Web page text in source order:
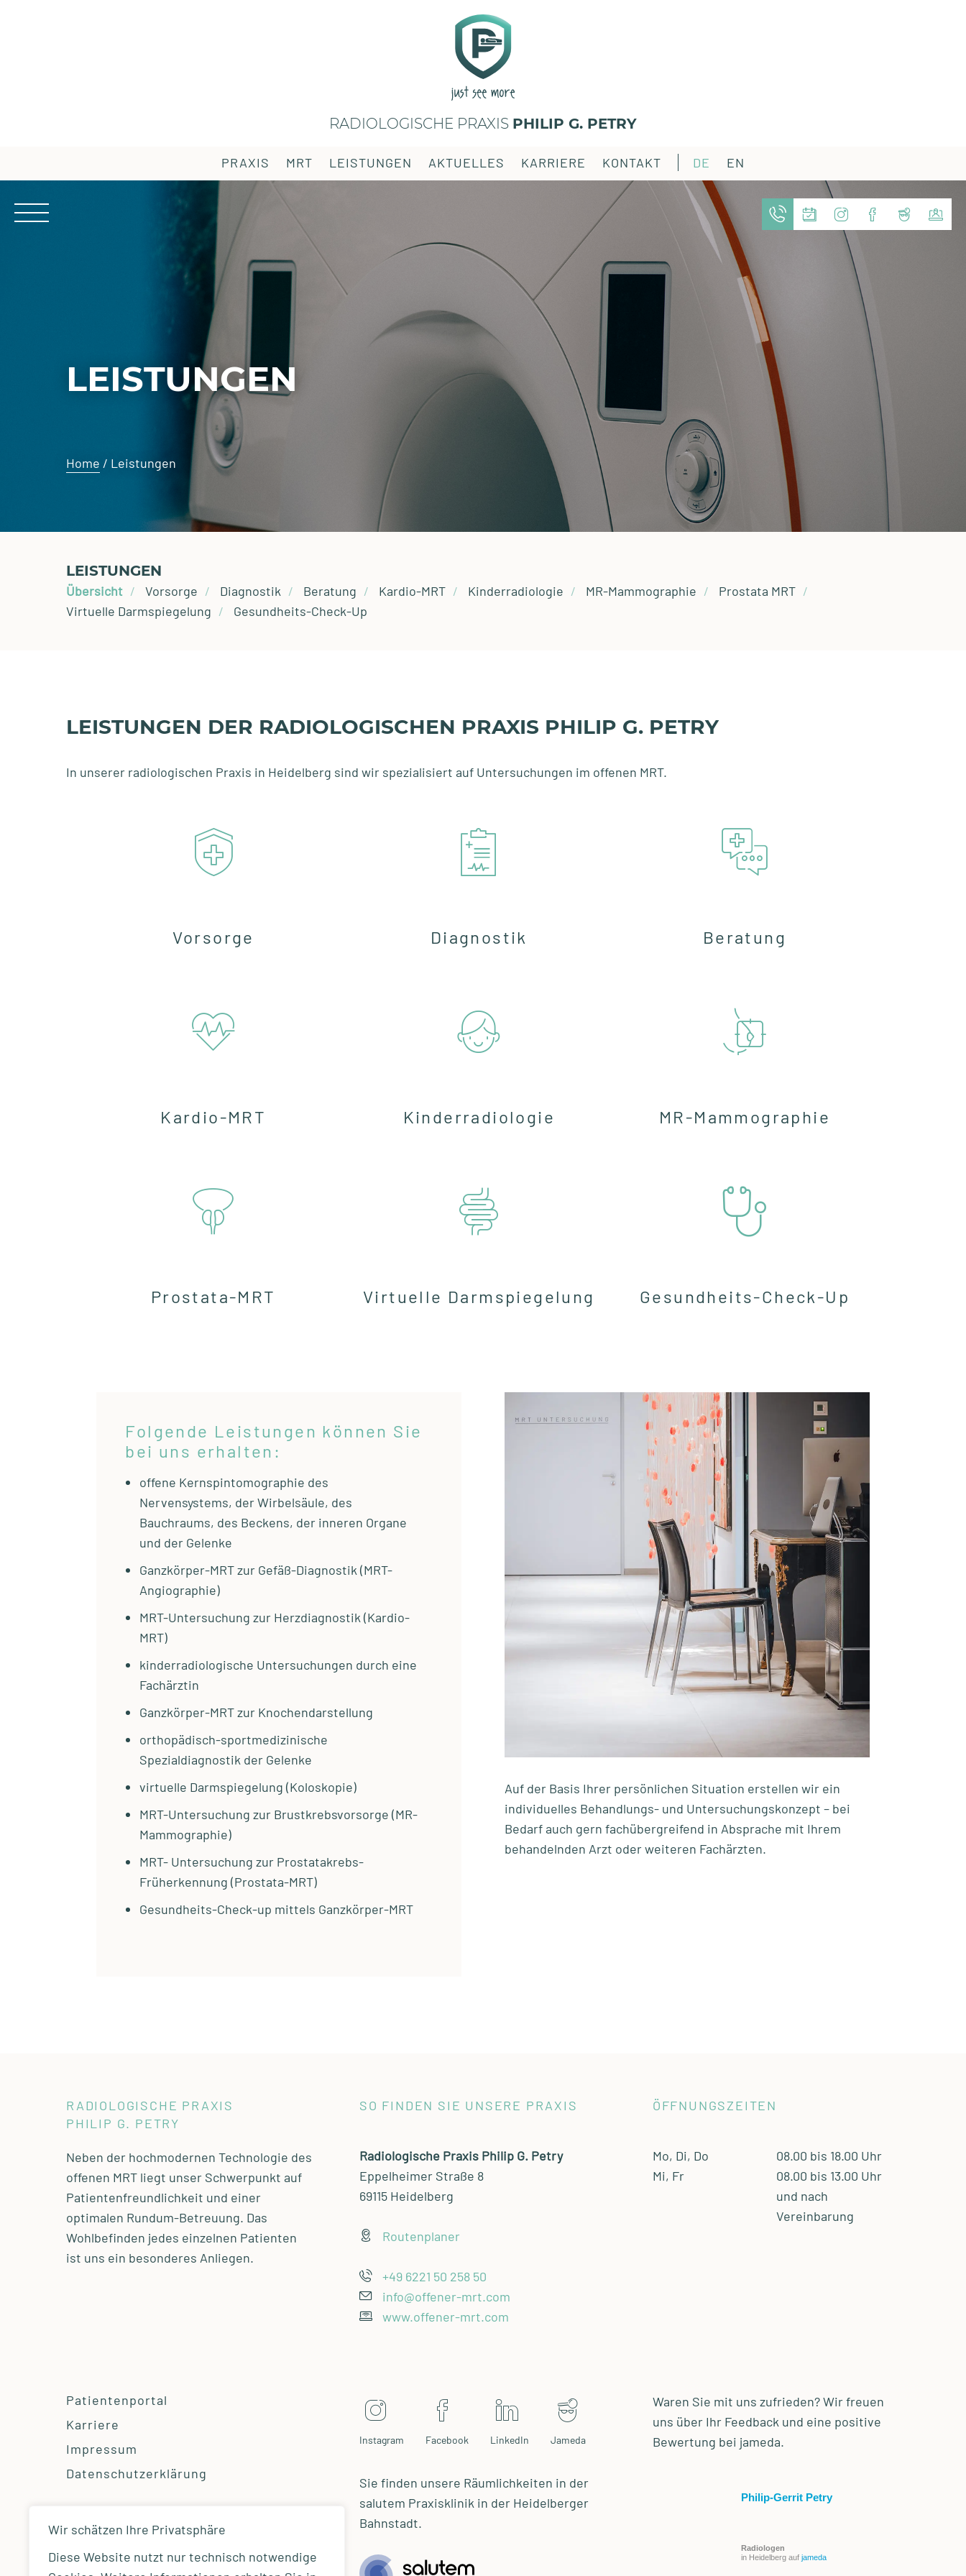
Wir schätzen Ihre Privatsphäre
Diese Website nutzt nur technisch notwendige
RADIOLOGISCHE PRAXIS PHILIP G. PETRY
PRAXIS MRT LEISTUNGEN AKTUELLES KARRIERE KONTAKT DE EN
LEISTUNGEN
Home / Leistungen
LEISTUNGEN
Übersicht Vorsorge Diagnostik Beratung Kardio-MRT Kinderradiologie MR-Mammographie
Prostata MRT
Virtuelle Darmspiegelung
Gesundheits-Check-Up
LEISTUNGEN DER RADIOLOGISCHEN PRAXIS PHILIP G. PETRY
In unserer radiologischen Praxis in Heidelberg sind wir spezialisiert auf Untersuchungen im offenen MRT.
Vorsorge Diagnostik Beratung
Kardio-MRT Kinderradiologie MR-Mammographie
Prostata-MRT Virtuelle Darmspiegelung Gesundheits-Check-Up
Folgende Leistungen können Sie
bei uns erhalten:
offene Kernspintomographie des
Nervensystems, der Wirbelsäule, des
Bauchraums, des Beckens, der inneren Organe
und der Gelenke
Ganzkörper-MRT zur Gefäß-Diagnostik (MRT-
Angiographie)
MRT-Untersuchung zur Herzdiagnostik (Kardio-
MRT)
kinderradiologische Untersuchungen durch eine
Fachärztin
Ganzkörper-MRT zur Knochendarstellung
orthopädisch-sportmedizinische
Spezialdiagnostik der Gelenke
virtuelle Darmspiegelung (Koloskopie)
MRT-Untersuchung zur Brustkrebsvorsorge (MR-
Mammographie)
MRT- Untersuchung zur Prostatakrebs-
Früherkennung (Prostata-MRT)
Gesundheits-Check-up mittels Ganzkörper-MRT
Auf der Basis Ihrer persönlichen Situation erstellen wir ein
individuelles Behandlungs- und Untersuchungskonzept – bei
Bedarf auch gern fachübergreifend in Absprache mit Ihrem
behandelnden Arzt oder weiteren Fachärzten.
RADIOLOGISCHE PRAXIS
PHILIP G. PETRY
Neben der hochmodernen Technologie des
offenen MRT liegt unser Schwerpunkt auf
Patientenfreundlichkeit und einer
optimalen Rundum-Betreuung. Das
Wohlbefinden jedes einzelnen Patienten
ist uns ein besonderes Anliegen.
SO FINDEN SIE UNSERE PRAXIS
Radiologische Praxis Philip G. Petry
Eppelheimer Straße 8
69115 Heidelberg
Routenplaner
+49 6221 50 258 50
info@offener-mrt.com
www.offener-mrt.com
ÖFFNUNGSZEITEN
Mo, Di, Do
08.00 bis 18.00 Uhr
Mi, Fr
08.00 bis 13.00 Uhr
und nach
Vereinbarung
Patientenportal
Karriere
Impressum
Datenschutzerklärung
Instagram Facebook LinkedIn Jameda
Sie finden unsere Räumlichkeiten in der
salutem Praxisklinik in der Heidelberger
Bahnstadt.
Waren Sie mit uns zufrieden? Wir freuen
uns über Ihr Feedback und eine positive
Bewertung bei jameda.
Philip-Gerrit Petry
Radiologen
in Heidelberg auf jameda